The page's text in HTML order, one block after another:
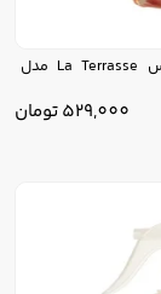
خوشبو کننده هوا لاتراس La Terrasse مدل
529,000تومان